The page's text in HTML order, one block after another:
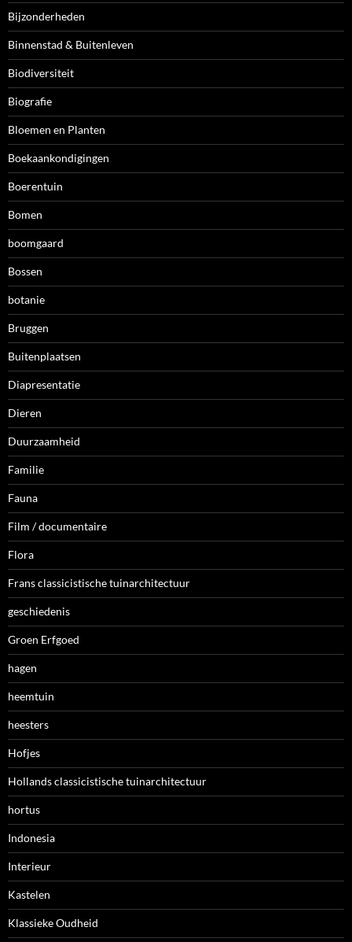
Bijzonderheden
Binnenstad & Buitenleven
Biodiversiteit
Biografie
Bloemen en Planten
Boekaankondigingen
Boerentuin
Bomen
boomgaard
Bossen
botanie
Bruggen
Buitenplaatsen
Diapresentatie
Dieren
Duurzaamheid
Familie
Fauna
Film / documentaire
Flora
Frans classicistische tuinarchitectuur
geschiedenis
Groen Erfgoed
hagen
heemtuin
heesters
Hofjes
Hollands classicistische tuinarchitectuur
hortus
Indonesia
Interieur
Kastelen
Klassieke Oudheid